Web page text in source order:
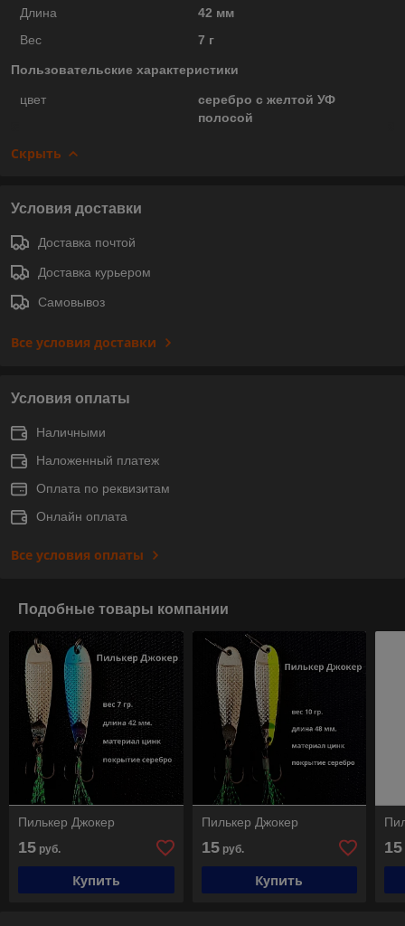
Длина
42 мм
Вес
7 г
Пользовательские характеристики
цвет
серебро с желтой УФ
полосой
Скрыть
Условия доставки
Доставка почтой
Доставка курьером
Самовывоз
Все условия доставки
Условия оплаты
Наличными
Наложенный платеж
Оплата по реквизитам
Онлайн оплата
Все условия оплаты
Подобные товары компании
Пилькер Джокер
15 руб.
Купить
Пилькер Джокер
15руб.
Купить
15